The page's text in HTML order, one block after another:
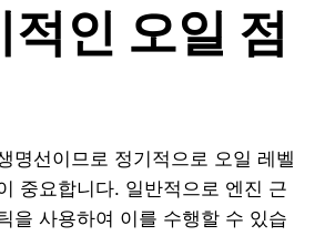
적인 오일 점
명선이므로 정기적으로 오일 레벨
중요합니다. 일반적으로 엔진 근
을 사용하여 이를 수행할 수 있습